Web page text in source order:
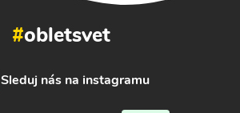
#obletsvet
Sleduj nás na instagramu